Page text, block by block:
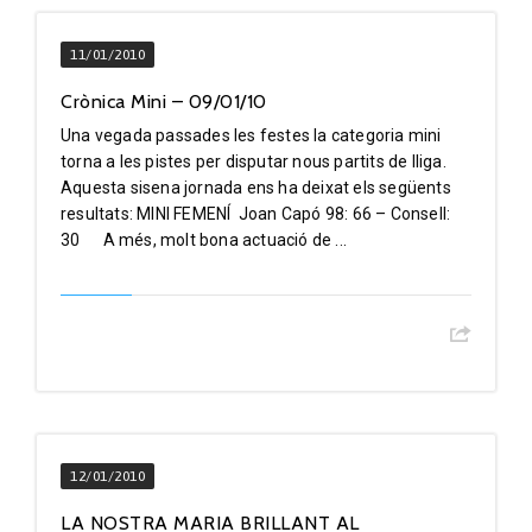
11/01/2010
Crònica Mini – 09/01/10
Una vegada passades les festes la categoria mini
torna a les pistes per disputar nous partits de lliga.
Aquesta sisena jornada ens ha deixat els següents
resultats: MINI FEMENÍ Joan Capó 98: 66 – Consell:
30 A més, molt bona actuació de ...
12/01/2010
LA NOSTRA MARIA BRILLANT AL